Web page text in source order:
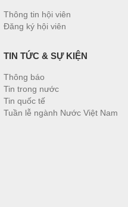
Thông tin hội viên
Đăng ký hội viên
TIN TỨC & SỰ KIỆN
Thông báo
Tin trong nước
Tin quốc tế
Tuần lễ ngành Nước Việt Nam